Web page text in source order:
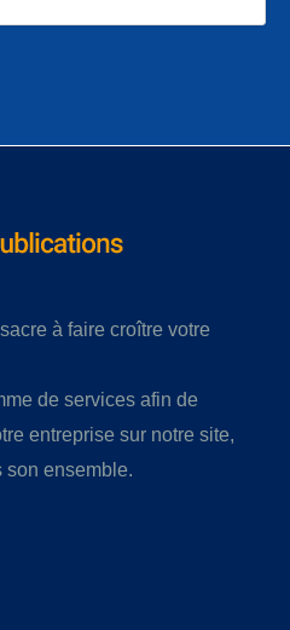
à faire croître votre
de services afin de
entreprise sur notre site,
son ensemble.